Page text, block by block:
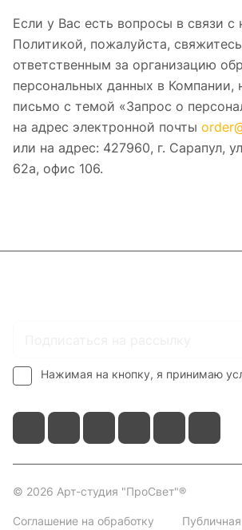
Если у Вас есть вопросы в связи с
Политикой, пожалуйста,
ответственным за организацию
персональных данных в Компании,
письмо с темой «Запрос о
на адрес электронной почты
или на адрес: 427960, г. Сарапул,
62а, офис 106.
Нажимая на кнопку, я принимаю
© 2026 Арт-студия "ПроСвет"®
Соглашение на обработку